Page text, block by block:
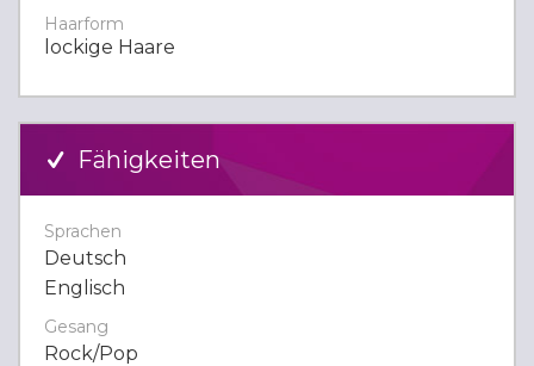
Haarform
lockige Haare
Fähigkeiten
Sprachen
Deutsch
Englisch
Gesang
Rock/Pop